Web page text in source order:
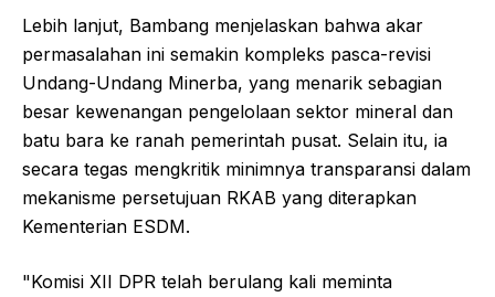
Lebih lanjut, Bambang menjelaskan bahwa akar
permasalahan ini semakin kompleks pasca-revisi
Undang-Undang Minerba, yang menarik sebagian
besar kewenangan pengelolaan sektor mineral dan
batu bara ke ranah pemerintah pusat. Selain itu, ia
secara tegas mengkritik minimnya transparansi dalam
mekanisme persetujuan RKAB yang diterapkan
Kementerian ESDM.
"Komisi XII DPR telah berulang kali meminta